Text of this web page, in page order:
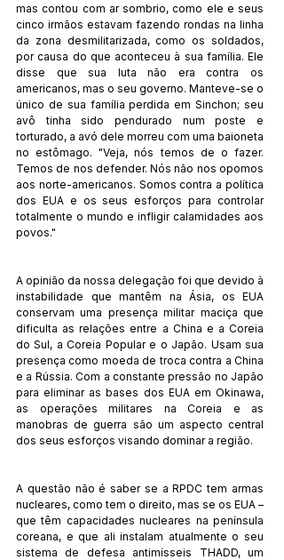
mas contou com ar sombrio, como ele e seus
cinco irmãos estavam fazendo rondas na linha
da zona desmilitarizada, como os soldados,
por causa do que aconteceu à sua família. Ele
disse que sua luta não era contra os
americanos, mas o seu governo. Manteve-se o
único de sua família perdida em Sinchon; seu
avô tinha sido pendurado num poste e
torturado, a avó dele morreu com uma baioneta
no estômago. "Veja, nós temos de o fazer.
Temos de nos defender. Nós não nos opomos
aos norte-americanos. Somos contra a política
dos EUA e os seus esforços para controlar
totalmente o mundo e infligir calamidades aos
povos."
A opinião da nossa delegação foi que devido à
instabilidade que mantêm na Ásia, os EUA
conservam uma presença militar maciça que
dificulta as relações entre a China e a Coreia
do Sul, a Coreia Popular e o Japão. Usam sua
presença como moeda de troca contra a China
e a Rússia. Com a constante pressão no Japão
para eliminar as bases dos EUA em Okinawa,
as operações militares na Coreia e as
manobras de guerra são um aspecto central
dos seus esforços visando dominar a região.
A questão não é saber se a RPDC tem armas
nucleares, como tem o direito, mas se os EUA –
que têm capacidades nucleares na península
coreana, e que ali instalam atualmente o seu
sistema de defesa antimísseis THADD, um